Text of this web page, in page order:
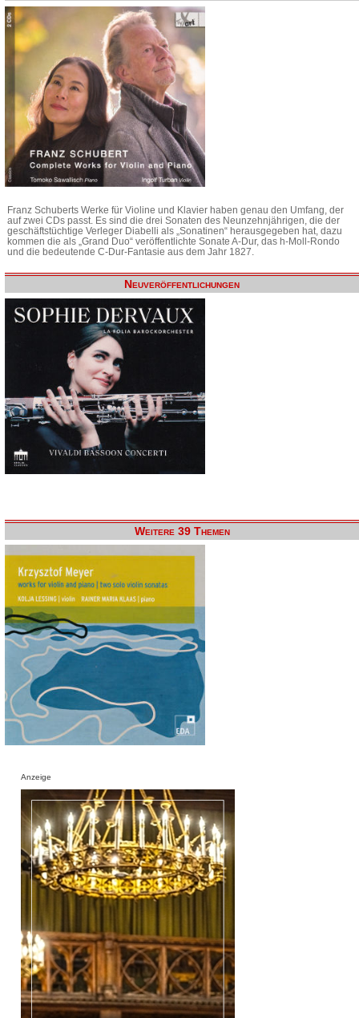
Franz Schuberts Werke für Violine und Klavier haben genau den Umfang, der
auf zwei CDs passt. Es sind die drei Sonaten des Neunzehnjährigen, die der
geschäftstüchtige Verleger Diabelli als „Sonatinen“ herausgegeben hat, dazu
kommen die als „Grand Duo“ veröffentlichte Sonate A-Dur, das h-Moll-Rondo
und die bedeutende C-Dur-Fantasie aus dem Jahr 1827.
Neuveröffentlichungen
Weitere 39 Themen
Anzeige